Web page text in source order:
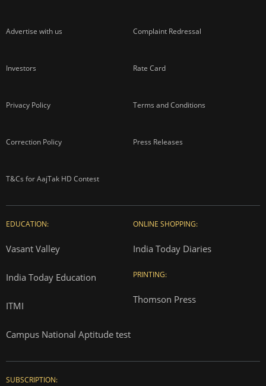
Advertise with us Complaint Redressal
Investors Rate Card
Privacy Policy Terms and Conditions
Correction Policy Press Releases
T&Cs for AajTak HD Contest
EDUCATION:
Vasant Valley
India Today Education
ITMI
Campus National Aptitude test
ONLINE SHOPPING:
India Today Diaries
PRINTING:
Thomson Press
SUBSCRIPTION: